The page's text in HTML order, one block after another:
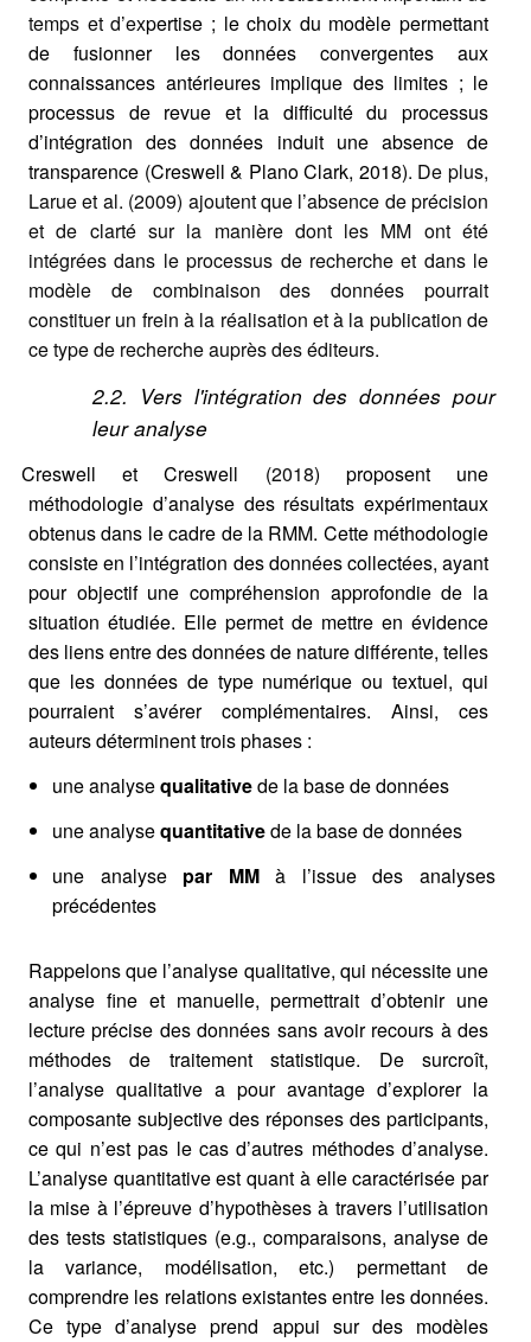
temps et d’expertise ; le choix du modèle permettant
de fusionner les données convergentes aux
connaissances antérieures implique des limites ; le
processus de revue et la difficulté du processus
d’intégration des données induit une absence de
transparence (Creswell & Plano Clark, 2018). De plus,
Larue et al. (2009) ajoutent que l’absence de précision
et de clarté sur la manière dont les MM ont été
intégrées dans le processus de recherche et dans le
modèle de combinaison des données pourrait
constituer un frein à la réalisation et à la publication de
ce type de recherche auprès des éditeurs.
2.2. Vers l'intégration des données pour
leur analyse
Creswell et Creswell (2018) proposent une
méthodologie d’analyse des résultats expérimentaux
obtenus dans le cadre de la RMM. Cette méthodologie
consiste en l’intégration des données collectées, ayant
pour objectif une compréhension approfondie de la
situation étudiée. Elle permet de mettre en évidence
des liens entre des données de nature différente, telles
que les données de type numérique ou textuel, qui
pourraient s’avérer complémentaires. Ainsi, ces
auteurs déterminent trois phases :
une analysequalitativede la base de données
une analysequantitativede la base de données
une analyse par MMà l’issue des analyses
précédentes
Rappelons que l’analyse qualitative, qui nécessite une
analyse fine et manuelle, permettrait d’obtenir une
lecture précise des données sans avoir recours à des
méthodes de traitement statistique. De surcroît,
l’analyse qualitative a pour avantage d’explorer la
composante subjective des réponses des participants,
ce qui n’est pas le cas d’autres méthodes d’analyse.
L’analyse quantitative est quant à elle caractérisée par
la mise à l’épreuve d’hypothèses à travers l’utilisation
des tests statistiques (e.g., comparaisons, analyse de
la variance, modélisation, etc.) permettant de
comprendre les relations existantes entre les données.
Ce type d’analyse prend appui sur des modèles
Citer cet article
BELLET, P., SAMANIEGO CHO, J. A., DE
OUHERROU, N., MAILLES VIARD METZ, S. (2023)
méthodes mixtes à l'ère du numérique en Sciences
Sociales.LHUMAINE, (3).https://doi.org/10.34745/
Copier dans votre presse-papier
Contacter
Récupération de l'adresse e-mail